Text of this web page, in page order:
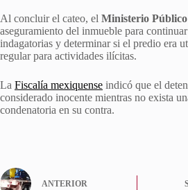
Al concluir el cateo, el Ministerio Público
aseguramiento del inmueble para
indagatorias y determinar si el predio era
regular para actividades ilícitas.
La Fiscalía mexiquense indicó que el
considerado inocente mientras no exista
condenatoria en su contra.
ANTERIOR